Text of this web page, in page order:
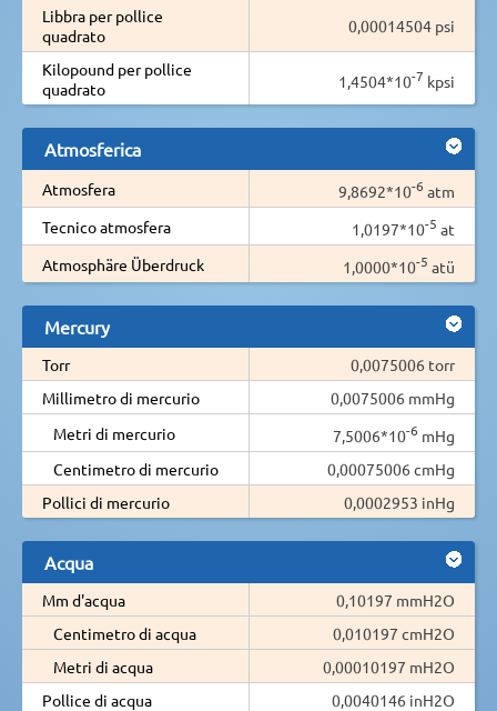
Libbra per pollice
quadrato
0,00014504 psi
Kilopound per pollice
quadrato
1,4504*10-7 kpsi
Atmosferica
Atmosfera 9,8692*10-6 atm
Tecnico atmosfera
1,0197*10-5 at
Atmosphäre Überdruck
1,0000*10-5 atü
Mercury
Torr
0,0075006 torr
Millimetro di mercurio
0,0075006 mmHg
Metri di mercurio
7,5006*10-6 mHg
Centimetro di mercurio
0,00075006 cmHg
Pollici di mercurio
0,0002953 inHg
Acqua
Mm d'acqua
0,10197 mmH2O
Centimetro di acqua
0,010197 cmH2O
Metri di acqua
0,00010197 mH2O
Pollice di acqua
0,0040146 inH2O